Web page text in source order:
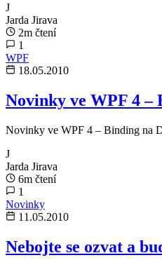
J
Jarda Jirava
2m čtení
1
WPF
18.05.2010
Novinky ve WPF 4 –
Novinky ve WPF 4 – Binding na
J
Jarda Jirava
6m čtení
1
Novinky
11.05.2010
Nebojte se ozvat a